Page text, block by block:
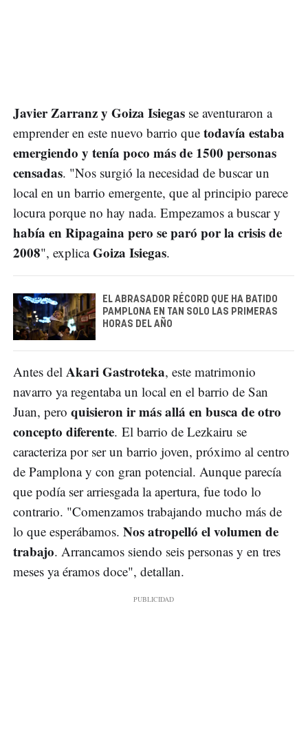
Javier Zarranz y Goiza Isiegas se aventuraron a
emprender en este nuevo barrio que todavía estaba
emergiendo y tenía poco más de 1500 personas
censadas. "Nos surgió la necesidad de buscar un
local en un barrio emergente, que al principio parece
locura porque no hay nada. Empezamos a buscar y
había en Ripagaina pero se paró por la crisis de
2008", explicaGoiza Isiegas.
EL ABRASADOR RÉCORD QUE HA BATIDO
PAMPLONA EN TAN SOLO LAS PRIMERAS
HORAS DEL AÑO
Antes del Akari Gastroteka, este matrimonio
navarro ya regentaba un local en el barrio de San
Juan, pero quisieron ir más allá en busca de otro
concepto diferente. El barrio de Lezkairu se
caracteriza por ser un barrio joven, próximo al centro
de Pamplona y con gran potencial. Aunque parecía
que podía ser arriesgada la apertura, fue todo lo
contrario. "Comenzamos trabajando mucho más de
lo que esperábamos. Nos atropelló el volumen de
trabajo. Arrancamos siendo seis personas y en tres
meses ya éramos doce", detallan.